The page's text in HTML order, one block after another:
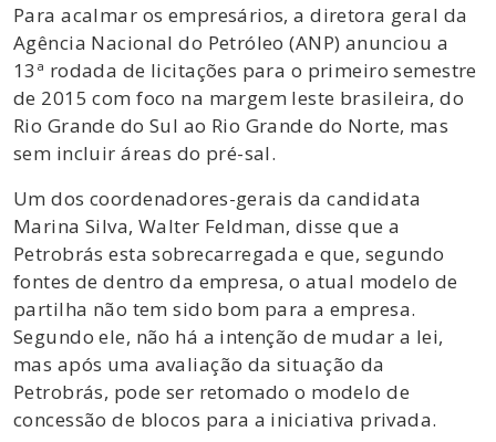
Para acalmar os empresários, a diretora geral da
Agência Nacional do Petróleo (ANP) anunciou a
13ª rodada de licitações para o primeiro semestre
de 2015 com foco na margem leste brasileira, do
Rio Grande do Sul ao Rio Grande do Norte, mas
sem incluir áreas do pré-sal.
Um dos coordenadores-gerais da candidata
Marina Silva, Walter Feldman, disse que a
Petrobrás esta sobrecarregada e que, segundo
fontes de dentro da empresa, o atual modelo de
partilha não tem sido bom para a empresa.
Segundo ele, não há a intenção de mudar a lei,
mas após uma avaliação da situação da
Petrobrás, pode ser retomado o modelo de
concessão de blocos para a iniciativa privada.